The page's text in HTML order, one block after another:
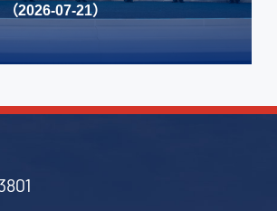
产管理行业发展论坛
2026-07-21）